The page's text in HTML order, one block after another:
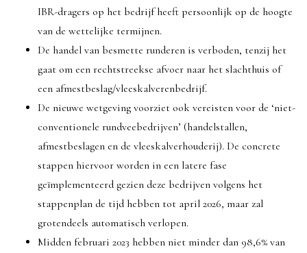
IBR-dragers op het bedrijf heeft persoonlijk op de hoogte
van de wettelijke termijnen.
De handel van besmette runderen is verboden, tenzij het
gaat om een rechtstreekse afvoer naar het slachthuis of
een afmestbeslag/vleeskalverenbedrijf.
De nieuwe wetgeving voorziet ook vereisten voor de ‘niet-
conventionele rundveebedrijven’ (handelstallen,
afmestbeslagen en de vleeskalverhouderij). De concrete
stappen hiervoor worden in een latere fase
geïmplementeerd gezien deze bedrijven volgens het
stappenplan de tijd hebben tot april 2026, maar zal
grotendeels automatisch verlopen.
Midden februari 2023 hebben niet minder dan 98,6% van